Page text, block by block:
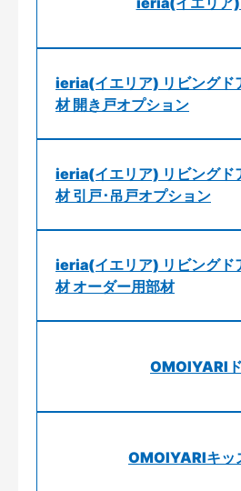
ieria(イエリア) リビングド
材 開き戸オプション
ieria(イエリア) リビングド
材 引戸･吊戸オプション
ieria(イエリア) リビングド
材 オーダー用部材
OMOIYARI
OMOIYARIキッ